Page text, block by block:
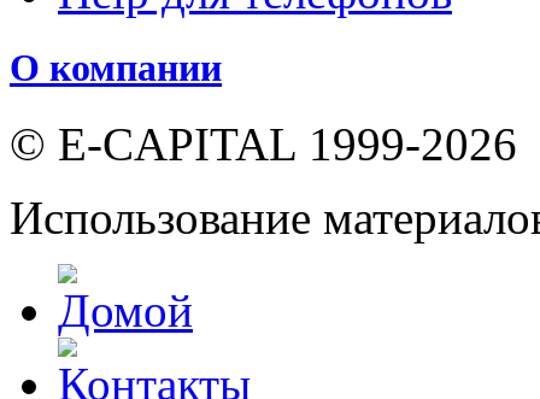
О компании
© E-CAPITAL 1999-2026
Использование